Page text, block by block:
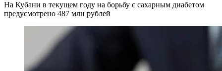
На Кубани в текущем году на борьбу с сахарным диабетом
предусмотрено 487 млн рублей